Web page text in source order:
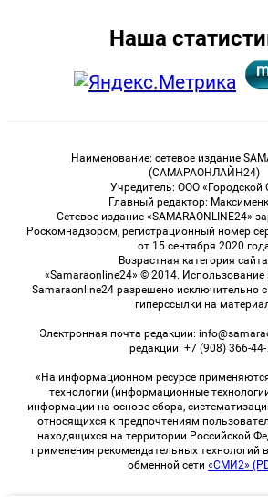
Наша
Наименование: сетевое издание
(САМАРАОНЛАЙН24)
Учредитель: ООО «Городской
Главный редактор:
Сетевое издание «SAMARAONLINE24»
Роскомнадзором, регистрационный номер
от 15 сентября 2020
Возрастная категория
«Samaraonline24» © 2014. Использование
Samaraonline24 разрешено исключительно
гиперссылки на
Электронная почта редакции:
редакции: +7 (908) 366-
«На информационном ресурсе
технологии (информационные
информации на основе сбора,
относящихся к предпочтениям
находящихся на территории Российской
применения рекомендательных технологий
обменной сети «СМИ2»